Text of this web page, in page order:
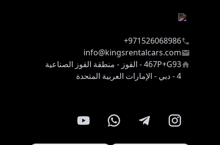
971526068986+
info@kingsrentalcars.com
467P+G93 - القوز - منطقة القوز الصناعية
4 - دبي - الإمارات العربية المتحدة